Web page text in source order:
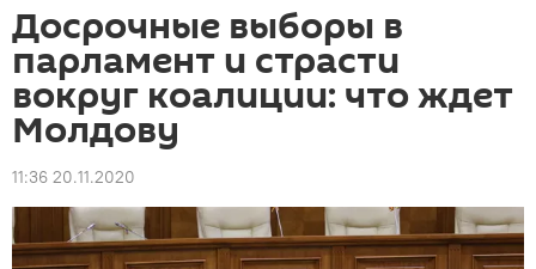
Досрочные выборы в
парламент и страсти
вокруг коалиции: что ждет
Молдову
11:36 20.11.2020